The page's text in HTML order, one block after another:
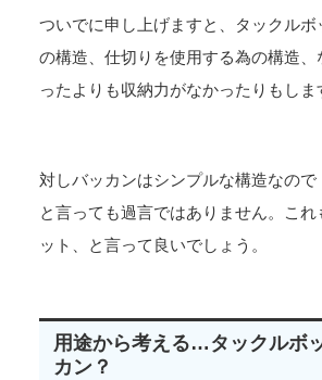
ついでに申し上げますと、タックルボ
の構造、仕切りを使用する為の構造、
ったよりも収納力がなかったりもしま
対しバッカンはシンプルな構造なので
と言っても過言ではありません。これ
ット、と言って良いでしょう。
用途から考える…タックルボ
カン？